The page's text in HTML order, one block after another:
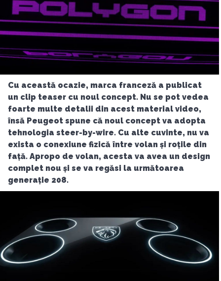
Cu această ocazie, marca franceză a publicat
un clip teaser cu noul concept. Nu se pot vedea
foarte multe detalii din acest material video,
însă Peugeot spune că noul concept va adopta
tehnologia steer-by-wire. Cu alte cuvinte, nu va
exista o conexiune fizică între volan și roțile din
față. Apropo de volan, acesta va avea un design
complet nou și se va regăsi la următoarea
generație 208.